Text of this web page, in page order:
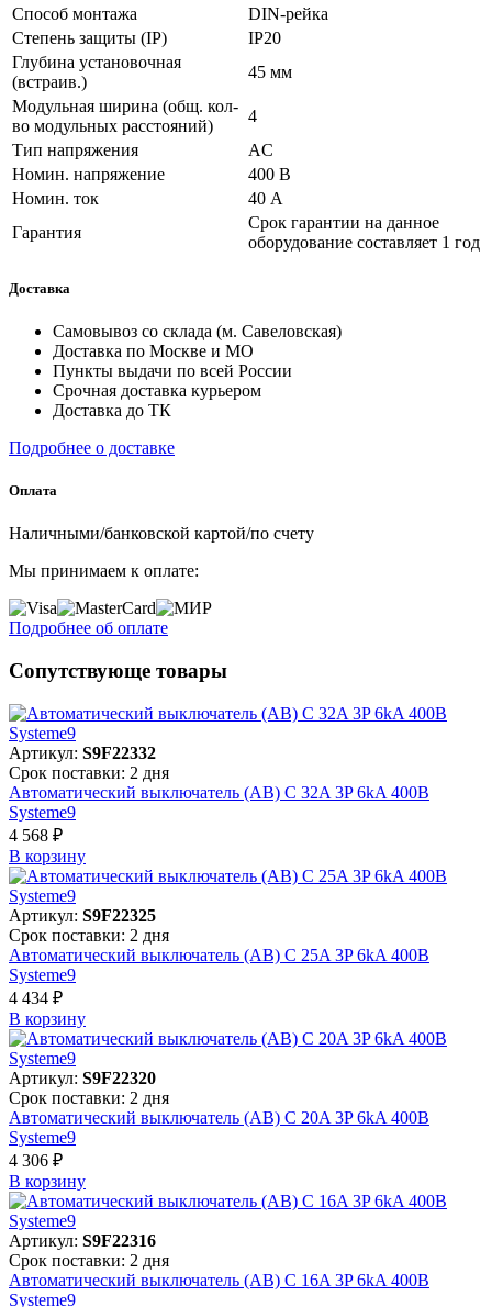
Способ монтажа
DIN-рейка
Степень защиты (IP)
IP20
Глубина установочная
(встраив.)
45 мм
Модульная ширина (общ. кол-
во модульных расстояний)
4
Тип напряжения
AC
Номин. напряжение
400 В
Номин. ток
40 А
Гарантия
Срок гарантии на данное
оборудование составляет 1 год
Доставка
Самовывоз со склада (м. Савеловская)
Доставка по Москве и МО
Пункты выдачи по всей России
Срочная доставка курьером
Доставка до ТК
Подробнее о доставке
Оплата
Наличными/банковской картой/по счету
Мы принимаем к оплате:
Подробнее об оплате
Сопутствующе товары
Артикул: S9F22332
Срок поставки: 2 дня
Автоматический выключатель (АВ) C 32A 3P 6kA 400В
Systeme9
4 568 ₽
В корзинy
Артикул: S9F22325
Срок поставки: 2 дня
Автоматический выключатель (АВ) C 25A 3P 6kA 400В
Systeme9
4 434 ₽
В корзинy
Артикул: S9F22320
Срок поставки: 2 дня
Автоматический выключатель (АВ) C 20A 3P 6kA 400В
Systeme9
4 306 ₽
В корзинy
Артикул: S9F22316
Срок поставки: 2 дня
Автоматический выключатель (АВ) C 16A 3P 6kA 400В
Systeme9